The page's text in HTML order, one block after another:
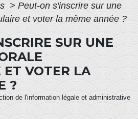
> Peut-on s'inscrire sur une
et voter la même année ?
SUR UNE
ET VOTER LA
?
de l'information légale et administrative